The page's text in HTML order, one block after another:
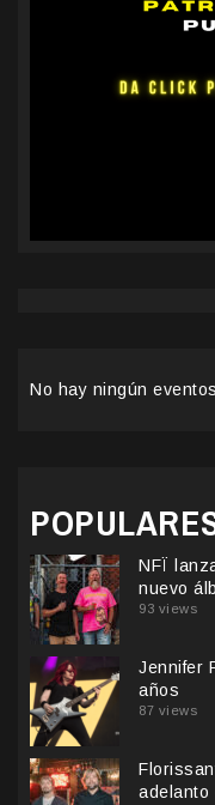
No hay ningún
NFÏ
nuevo
93 views
Jennifer
años
87 views
adelanto